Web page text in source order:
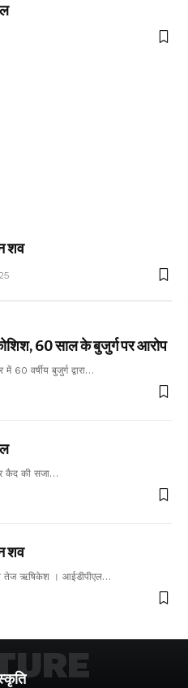
शव
60 साल के बुजुर्ग पर आरोप
60 वर्षीय बुजुर्ग द्वारा…
कैद की सजा…
शव
तेज ऋषिकेश । आईडीपीएल…